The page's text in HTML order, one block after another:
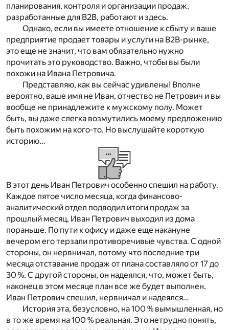
планирования, контроля и организации продаж,
разработанные для B2B, работают и здесь.
Однако, если вы имеете отношение к сбыту и ваше
предприятие продает товары и услуги на B2B-рынке,
это еще не значит, что вам обязательно нужно
прочитать это руководство. Важно, чтобы вы были
похожи на Ивана Петровича.
Представляю, как вы сейчас удивлены! Вполне
вероятно, ваше имя не Иван, отчество не Петрович и вы
вообще не принадлежите к мужскому полу. Может
быть, вы даже слегка возмутились моему предложению
быть похожим на кого-то. Но выслушайте короткую
историю…
В этот день Иван Петрович особенно спешил на работу.
Каждое пятое число месяца, когда финансово-
аналитический отдел подводил итоги продаж за
прошлый месяц, Иван Петрович выходил из дома
пораньше. По пути к офису и даже еще накануне
вечером его терзали противоречивые чувства. С одной
стороны, он нервничал, потому что последние три
месяца отставание продаж от плана составляло от 17 до
30 %. С другой стороны, он надеялся, что, может быть,
наконец в этом месяце план все же будет выполнен.
Иван Петрович спешил, нервничал и надеялся…
История эта, безусловно, на 100 % вымышленная, но
в то же время на 100 % реальная. Это нетрудно понять,